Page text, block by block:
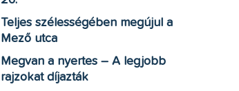
Teljes szélességében megújul a
Mező utca
Megvan a nyertes – A legjobb
rajzokat díjazták